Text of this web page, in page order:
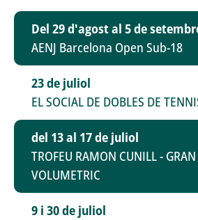
Del 29 d'agost al 5 de
AENJ Barcelona Open Sub-18
23 de juliol
EL SOCIAL DE DOBLES DE
del 13 al 17 de juliol
TROFEU RAMON CUNILL -
VOLUMETRIC
9 i 30 de juliol